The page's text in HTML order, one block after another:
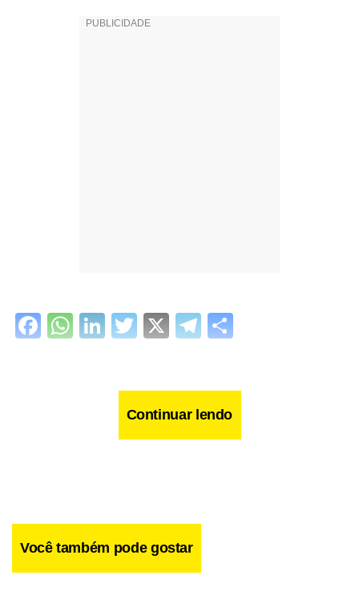
Facebook
WhatsApp
LinkedIn
Twitter
X Telegram
Continuar lendo
Você também pode gostar